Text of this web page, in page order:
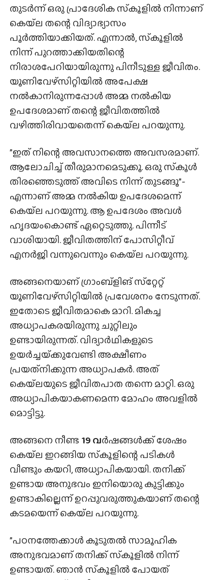
തുടർന്ന് ഒരു പ്രാദേശിക സ്‌കൂളിൽ നിന്നാണ്
കെയ്‌ല തന്റെ വിദ്യാഭ്യാസം
പൂർത്തിയാക്കിയത്. എന്നാൽ, സ്‌കൂളിൽ
നിന്ന് പുറത്താക്കിയതിന്റെ
നിരാശപേറിയായിരുന്നു പിനീടുള്ള ജീവിതം.
യൂണിവേഴ്‌സിറ്റിയിൽ അപേക്ഷ
നൽകാനിരുന്നപ്പോൾ അമ്മ നൽകിയ
ഉപദേശമാണ് തന്റെ ജീവിതത്തിൽ
വഴിത്തിരിവായതെന്ന് കെയ്‌ല പറയുന്നു.
”ഇത് നിന്റെ അവസാനത്തെ അവസരമാണ്.
ആലോചിച്ച് തീരുമാനമെടുക്കൂ. ഒരു സ്‌കൂൾ
തിരഞ്ഞെടുത്ത് അവിടെ നിന്ന് തുടങ്ങൂ”-
എന്നാണ് അമ്മ നൽകിയ ഉപദേശമെന്ന്
കെയ്‌ല പറയുന്നു. ആ ഉപദേശം അവൾ
ഹൃദയംകൊണ്ട് ഏറ്റെടുത്തു. പിന്നീട്
വാശിയായി. ജീവിതത്തിന് പോസിറ്റീവ്
എനർജി വന്നുവെന്നും കെയ്‌ല പറയുന്നു.
അങ്ങനെയാണ് ഗ്രാംബ്ളിങ് സ്‌റ്റേറ്റ്
യൂണിവേഴ്‌സിറ്റിയിൽ പ്രവേശനം നേടുന്നത്.
ഇതോടെ ജീവിതമാകെ മാറി. മികച്ച
അധ്യാപകരയിരുന്നു ചുറ്റിലും
ഉണ്ടായിരുന്നത്. വിദ്യാർഥികളുടെ
ഉയർച്ചയ്‌ക്കുവേണ്ടി അക്ഷീണം
പ്രയത്‌നിക്കുന്ന അധ്യാപകർ. അത്
കെയ്‌ലയുടെ ജീവിതപാത തന്നെ മാറ്റി. ഒരു
അധ്യാപികയാകണമെന്ന മോഹം അവളിൽ
മൊട്ടിട്ടു.
അങ്ങനെ നീണ്ട 19 വർഷങ്ങൾക്ക് ശേഷം
കെയ്‌ല ഇറങ്ങിയ സ്‌കൂളിന്റെ പടികൾ
വീണ്ടും കയറി, അധ്യാപികയായി. തനിക്ക്
ഉണ്ടായ അനുഭവം ഇനിയൊരു കുട്ടിക്കും
ഉണ്ടാകില്ലെന്ന് ഉറപ്പുവരുത്തുകയാണ് തന്റെ
കടമയെന്ന് കെയ്‌ല പറയുന്നു.
”പഠനത്തേക്കാൾ കൂടുതൽ സാമൂഹിക
അനുഭവമാണ് തനിക്ക് സ്‌കൂളിൽ നിന്ന്
ഉണ്ടായത്. ഞാൻ സ്‌കൂളിൽ പോയത്